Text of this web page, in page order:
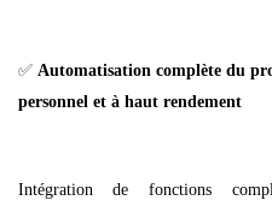
✅ Automatisation complète du
personnel et à haut rendement
Intégration
de fonctions